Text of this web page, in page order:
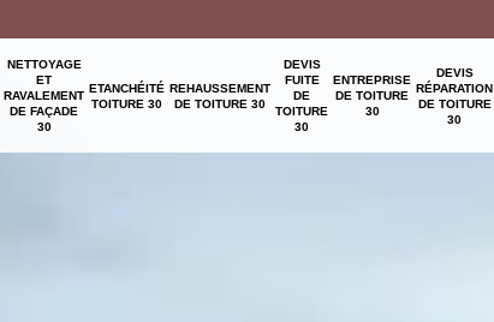
NETTOYAGE
ET
RAVALEMENT
DE FAÇADE
30
ETANCHÉITÉ
TOITURE 30
REHAUSSEMENT
DE TOITURE 30
DEVIS
FUITE
DE
TOITURE
30
ENTREPRISE
DE TOITURE
30
DEVIS
RÉPARATION
DE TOITURE
30